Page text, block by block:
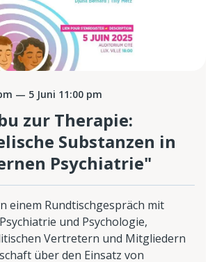
— 5 Juni 11:00 pm
zur Therapie:
Substanzen in
Psychiatrie"
einem Rundtischgespräch mit
und Psychologie,
Vertretern und Mitgliedern
über den Einsatz von